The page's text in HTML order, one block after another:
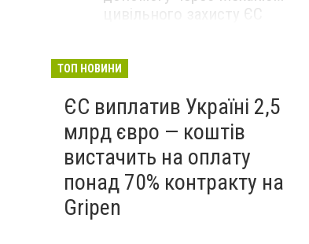
цивільного захисту ЄС
ТОП НОВИНИ
ЄС виплатив Україні 2,5
млрд євро — коштів
вистачить на оплату
понад 70% контракту на
Gripen